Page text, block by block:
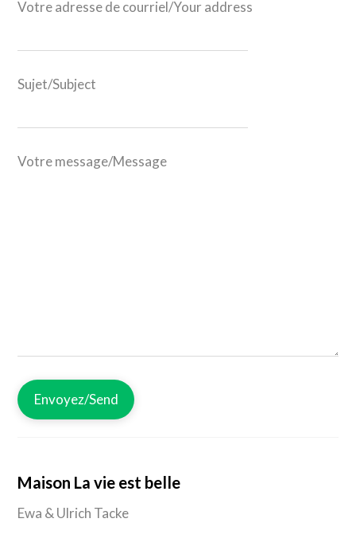
Votre adresse de courriel/Your address
Sujet/Subject
Votre message/Message
Maison La vie est belle
Ewa & Ulrich Tacke